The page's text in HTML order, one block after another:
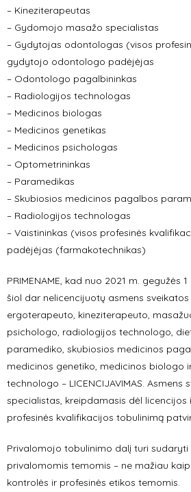
– Kineziterapeutas
– Gydomojo masažo specialistas
– Gydytojas odontologas (visos
gydytojo odontologo padėjėjas
– Odontologo pagalbininkas
– Radiologijos technologas
– Medicinos biologas
– Medicinos genetikas
– Medicinos psichologas
– Optometrininkas
– Paramedikas
– Skubiosios medicinos pagalbos
– Radiologijos technologas
– Vaistininkas (visos profesinės
padėjėjas (farmakotechnikas)
PRIMENAME, kad nuo 2021 m. gegužės
šiol dar nelicencijuotų asmens
ergoterapeuto, kineziterapeuto,
psichologo, radiologijos technologo,
paramediko, skubiosios medicinos
medicinos genetiko, medicinos biologo
technologo – LICENCIJAVIMAS. Asmens
specialistas, kreipdamasis dėl
profesinės kvalifikacijos tobulinimą
Privalomojo tobulinimo dalį turi sudaryti
privalomomis temomis – ne mažiau
kontrolės ir profesinės etikos temomis.